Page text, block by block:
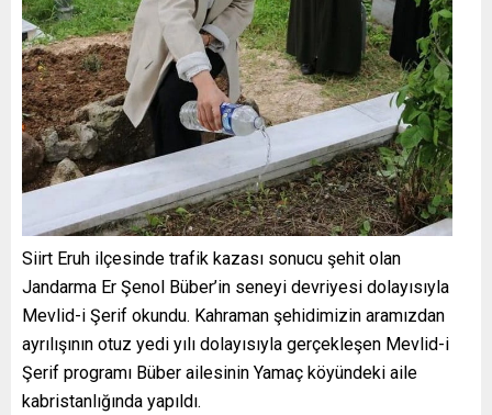
Siirt Eruh ilçesinde trafik kazası sonucu şehit olan
Jandarma Er Şenol Büber’in seneyi devriyesi dolayısıyla
Mevlid-i Şerif okundu. Kahraman şehidimizin aramızdan
ayrılışının otuz yedi yılı dolayısıyla gerçekleşen Mevlid-i
Şerif programı Büber ailesinin Yamaç köyündeki aile
kabristanlığında yapıldı.